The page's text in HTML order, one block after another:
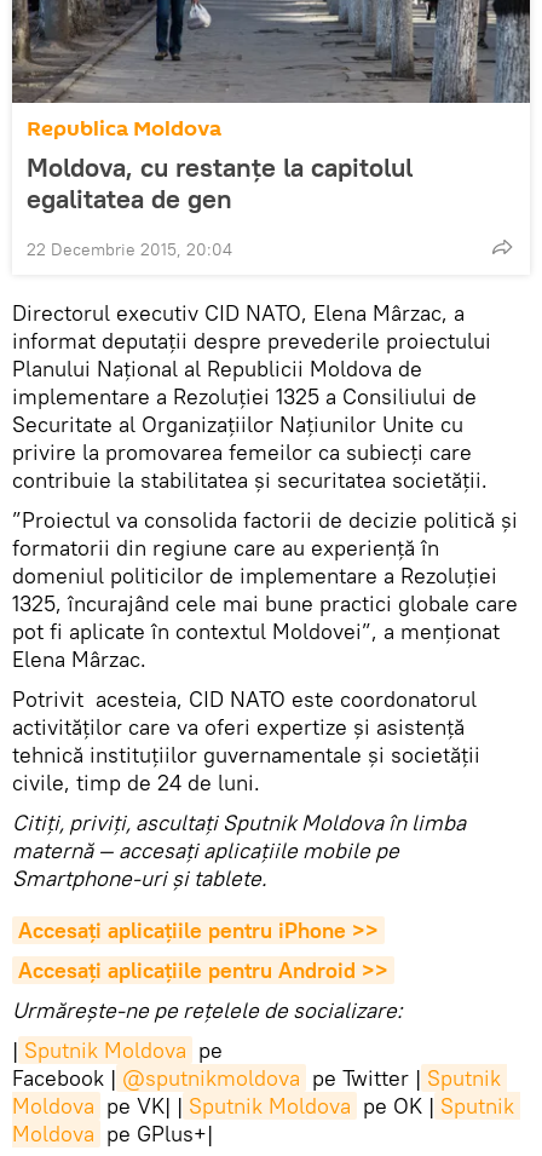
Republica Moldova
Moldova, cu restanţe la capitolul
egalitatea de gen
22 Decembrie 2015, 20:04
Directorul executiv CID NATO, Elena Mârzac, a
informat deputații despre prevederile proiectului
Planului Naţional al Republicii Moldova de
implementare a Rezoluţiei 1325 a Consiliului de
Securitate al Organizaţiilor Naţiunilor Unite cu
privire la promovarea femeilor ca subiecţi care
contribuie la stabilitatea şi securitatea societăţii.
”Proiectul va consolida factorii de decizie politică şi
formatorii din regiune care au experienţă în
domeniul politicilor de implementare a Rezoluţiei
1325, încurajând cele mai bune practici globale care
pot fi aplicate în contextul Moldovei”, a menționat
Elena Mârzac.
Potrivit acesteia, CID NATO este coordonatorul
activităților care va oferi expertize și asistență
tehnică instituțiilor guvernamentale și societății
civile, timp de 24 de luni.
Citiţi, priviţi, ascultaţi Sputnik Moldova în limba
maternă — accesaţi aplicaţiile mobile pe
Smartphone-uri şi tablete.
Accesaţi aplicaţiile pentru iPhone >>
Accesaţi aplicaţiile pentru Android >>
Urmărește-ne pe rețelele de socializare:
| Sputnik Moldova pe
Facebook | @sputnikmoldova pe Twitter | Sputnik
Moldova pe VK| | Sputnik Moldova pe OK | Sputnik
Moldova pe GPlus+|